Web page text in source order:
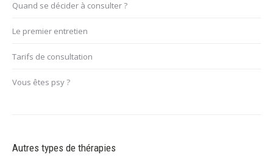
Quand se décider à consulter ?
Le premier entretien
Tarifs de consultation
Vous êtes psy ?
Autres types de thérapies